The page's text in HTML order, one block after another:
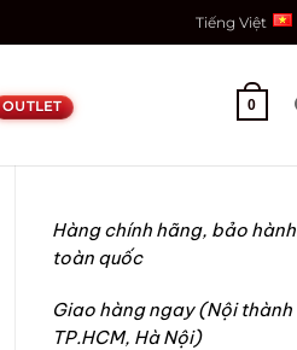
Tiếng Việt
OUTLET 0
Hàng chính hãng, bảo hành
toàn quốc
Giao hàng ngay (Nội thành
TP.HCM, Hà Nội)